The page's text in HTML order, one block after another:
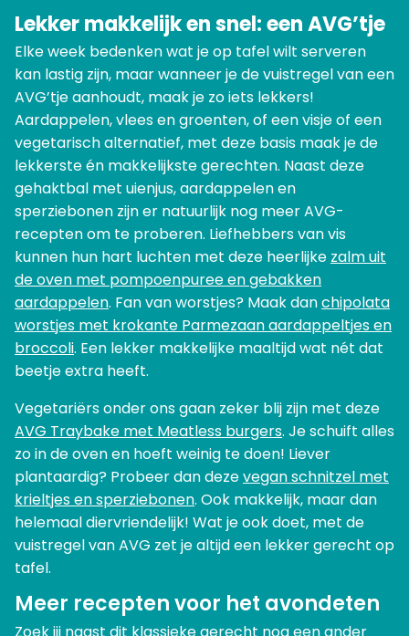
Lekker makkelijk en snel: een AVG’tje
Elke week bedenken wat je op tafel wilt serveren
kan lastig zijn, maar wanneer je de vuistregel van een
AVG’tje aanhoudt, maak je zo iets lekkers!
Aardappelen, vlees en groenten, of een visje of een
vegetarisch alternatief, met deze basis maak je de
lekkerste én makkelijkste gerechten. Naast deze
gehaktbal met uienjus, aardappelen en
sperziebonen zijn er natuurlijk nog meer AVG-
recepten om te proberen. Liefhebbers van vis
kunnen hun hart luchten met deze heerlijke zalm uit
de oven met pompoenpuree en gebakken
aardappelen. Fan van worstjes? Maak danchipolata
worstjes met krokante Parmezaan aardappeltjes en
broccoli. Een lekker makkelijke maaltijd wat nét dat
beetje extra heeft.
Vegetariërs onder ons gaan zeker blij zijn met deze
AVG Traybake met Meatless burgers. Je schuift alles
zo in de oven en hoeft weinig te doen! Liever
plantaardig? Probeer dan dezevegan schnitzel met
krieltjes en sperziebonen. Ook makkelijk, maar dan
helemaal diervriendelijk! Wat je ook doet, met de
vuistregel van AVG zet je altijd een lekker gerecht op
tafel.
Meer recepten voor het avondeten